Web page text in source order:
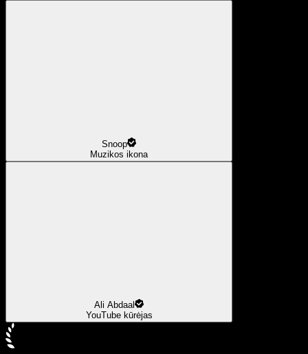
Snoop
Muzikos ikona
Ali Abdaal
YouTube kūrėjas